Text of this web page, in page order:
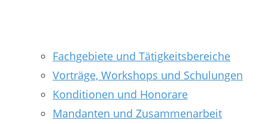
Fachgebiete und Tätigkeitsbereiche
Vorträge, Workshops und Schulungen
Konditionen und Honorare
Mandanten und Zusammenarbeit